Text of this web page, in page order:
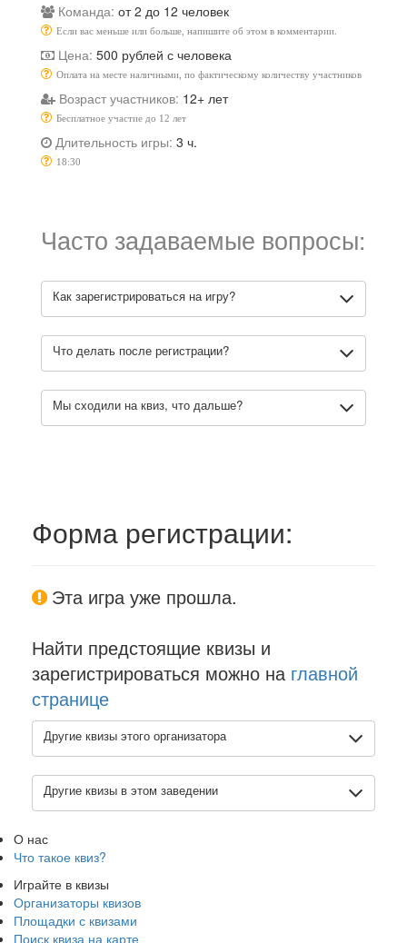
Команда: от 2 до 12 человек
Если вас меньше или больше, напишите об этом в комментарии.
Цена: 500 рублей с человека
Оплата на месте наличными, по фактическому количеству участников
Возраст участников: 12+ лет
Бесплатное участие до 12 лет
Длительность игры: 3 ч.
18:30
Часто задаваемые вопросы:
Как зарегистрироваться на игру?
Что делать после регистрации?
Мы сходили на квиз, что дальше?
Форма регистрации:
Эта игра уже прошла.
Найти предстоящие квизы и
зарегистрироваться можно на главной
странице
Другие квизы этого организатора
Другие квизы в этом заведении
О нас
Что такое квиз?
Играйте в квизы
Организаторы квизов
Площадки с квизами
Поиск квиза на карте